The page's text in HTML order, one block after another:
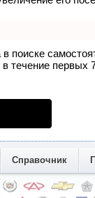
поиске
течение
Справочник